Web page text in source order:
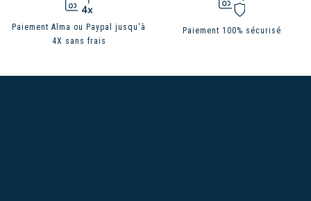
Paiement Alma ou Paypal jusqu'à
4X sans frais
Paiement 100% sécurisé